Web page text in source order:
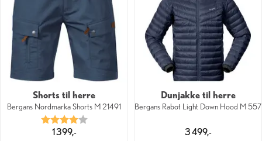
Shorts til herre
Bergans Nordmarka Shorts M 21491
Karakter:
4.0 av 5 mulige
1 399,-
Dunjakke til herre
Bergans Rabot Light Down Hood M 557
3 499,-